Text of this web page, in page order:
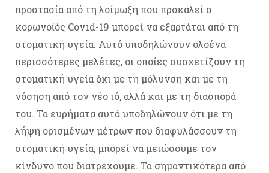
προστασία από τη λοίμωξη που προκαλεί ο
κορωνοϊός Covid-19 μπορεί να εξαρτάται από τη
στοματική υγεία. Αυτό υποδηλώνουν ολοένα
περισσότερες μελέτες, οι οποίες συσχετίζουν τη
στοματική υγεία όχι με τη μόλυνση και με τη
νόσηση από τον νέο ιό, αλλά και με τη διασπορά
του. Τα ευρήματα αυτά υποδηλώνουν ότι με τη
λήψη ορισμένων μέτρων που διαφυλάσσουν τη
στοματική υγεία, μπορεί να μειώσουμε τον
κίνδυνο που διατρέχουμε. Τα σημαντικότερα από